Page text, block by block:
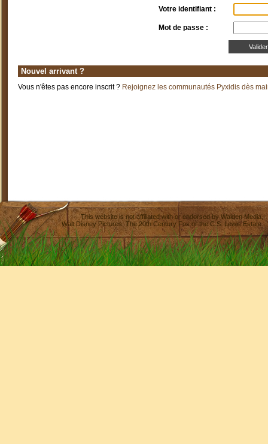
Votre identifiant :
Mot de passe :
Nouvel arrivant ?
Vous n'êtes pas encore inscrit ? Rejoignez les communautés Pyxidis dès
This website is not affiliated with or endorsed byWalden Media
Walt Disney Pictures,The 20th Century Fox or the C.S. Lewis Estate.